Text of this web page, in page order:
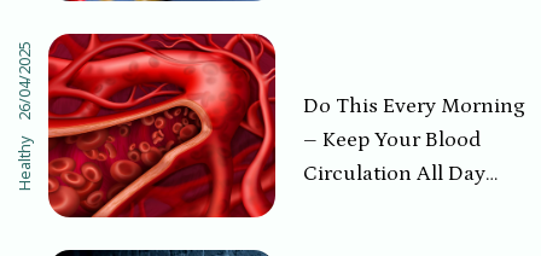
LIFE
after a period of
feeling well, become
complacent and stop
Healthy
26/04/2025
Do This Every Morning
– Keep Your Blood
Circulation All Day